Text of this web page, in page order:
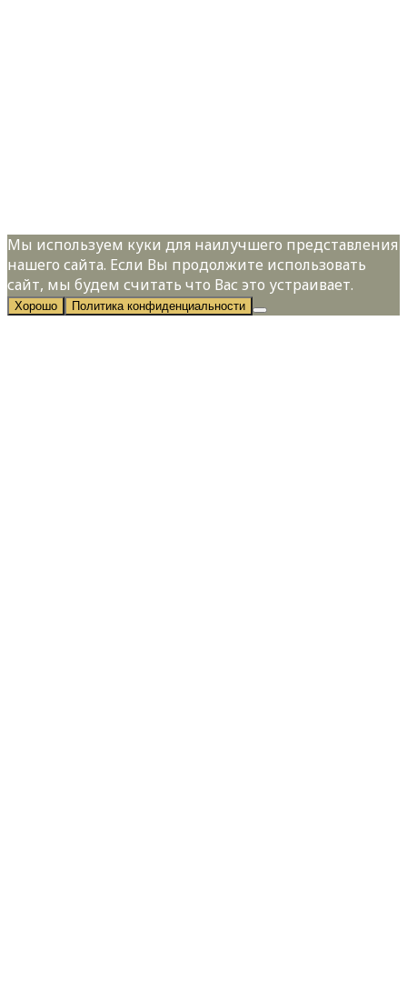
Мы используем куки для наилучшего представления
нашего сайта. Если Вы продолжите использовать
сайт, мы будем считать что Вас это устраивает.
Хорошо Политика конфиденциальности